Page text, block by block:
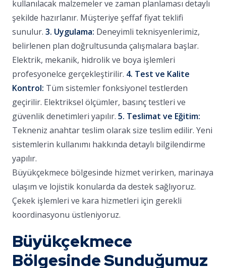
kullanılacak malzemeler ve zaman planlaması detaylı
şekilde hazırlanır. Müşteriye şeffaf fiyat teklifi
sunulur. 3. Uygulama: Deneyimli teknisyenlerimiz,
belirlenen plan doğrultusunda çalışmalara başlar.
Elektrik, mekanik, hidrolik ve boya işlemleri
profesyonelce gerçekleştirilir. 4. Test ve Kalite
Kontrol: Tüm sistemler fonksiyonel testlerden
geçirilir. Elektriksel ölçümler, basınç testleri ve
güvenlik denetimleri yapılır. 5. Teslimat ve Eğitim:
Tekneniz anahtar teslim olarak size teslim edilir. Yeni
sistemlerin kullanımı hakkında detaylı bilgilendirme
yapılır.
Büyükçekmece bölgesinde hizmet verirken, marinaya
ulaşım ve lojistik konularda da destek sağlıyoruz.
Çekek işlemleri ve kara hizmetleri için gerekli
koordinasyonu üstleniyoruz.
Büyükçekmece
Bölgesinde Sunduğumuz